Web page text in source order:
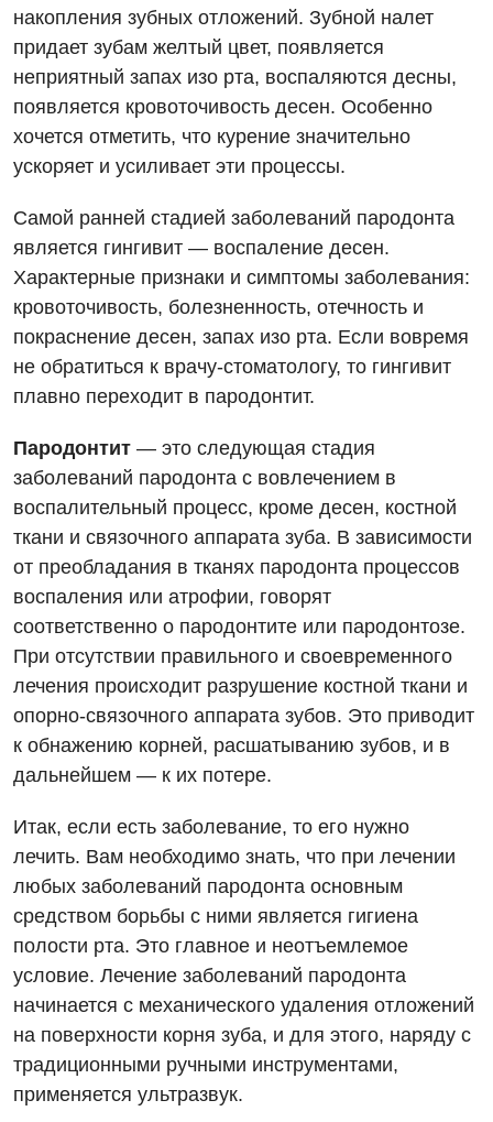
Вакансии
Мероприятия БПР
Интернатура
Энциклопедия
Программа лояльности
Отзывы
Диагностика
Ангиографические исследования
Компьютерная томография
Магнитно-резонансная томография
Маммография
Рентгенография
Эндоскопическое отделение
Акушерство и гинекология
Аллергология, иммунология
Андрология
Бесплатные услуги
Гастроэнтерология
Диагностическое отделение
Дневной стационар
Онкологическое отделение
Отдел госпитализации
Отделение интенсивной терапии
Отделение кардиососудистой патологии и неврологии
Отделение неотложных состояний
Офтальмологическое отделение
Скорая медицинская помощь
Терапевтическое отделение
Травматологическое отделение
Урологическое отделение
Хирургическое отделение
Эндоскопическое отделение
Лечение острого инфаркта
Русский
накопления зубных отложений. Зубной налет
придает зубам желтый цвет, появляется
неприятный запах изо рта, воспаляются десны,
появляется кровоточивость десен. Особенно
хочется отметить, что курение значительно
ускоряет и усиливает эти процессы.
Самой ранней стадией заболеваний пародонта
является гингивит — воспаление десен.
Характерные признаки и симптомы заболевания:
кровоточивость, болезненность, отечность и
покраснение десен, запах изо рта. Если вовремя
не обратиться к врачу-стоматологу, то гингивит
плавно переходит в пародонтит.
Пародонтит — это следующая стадия
заболеваний пародонта с вовлечением в
воспалительный процесс, кроме десен, костной
ткани и связочного аппарата зуба. В зависимости
от преобладания в тканях пародонта процессов
воспаления или атрофии, говорят
соответственно о пародонтите или пародонтозе.
При отсутствии правильного и своевременного
лечения происходит разрушение костной ткани и
опорно-связочного аппарата зубов. Это приводит
к обнажению корней, расшатыванию зубов, и в
дальнейшем — к их потере.
Итак, если есть заболевание, то его нужно
лечить. Вам необходимо знать, что при лечении
любых заболеваний пародонта основным
средством борьбы с ними является гигиена
полости рта. Это главное и неотъемлемое
условие. Лечение заболеваний пародонта
начинается с механического удаления отложений
на поверхности корня зуба, и для этого, наряду с
традиционными ручными инструментами,
применяется ультразвук.